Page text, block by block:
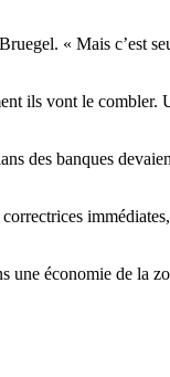
« Mais c’est
ils vont le
des banques
une économie de la